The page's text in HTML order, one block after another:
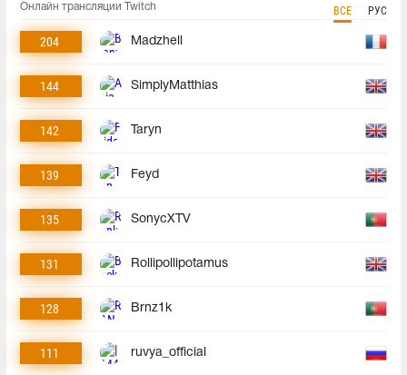
Онлайн трансляции Twitch ВСЕ РУС
204 Madzhell
144 SimplyMatthias
142 Taryn
139 Feyd
135 SonycXTV
131 Rollipollipotamus
128 Brnz1k
111 ruvya_official